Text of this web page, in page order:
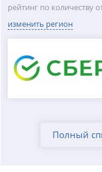
рейтинг по количеству
изменить регион
Полный